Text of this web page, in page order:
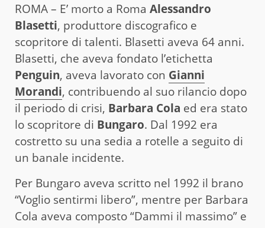
ROMA – E’ morto a Roma Alessandro
Blasetti, produttore discografico e
scopritore di talenti. Blasetti aveva 64 anni.
Blasetti, che aveva fondato l’etichetta
Penguin, aveva lavorato con Gianni
Morandi, contribuendo al suo rilancio dopo
il periodo di crisi, Barbara Cola ed era stato
lo scopritore di Bungaro. Dal 1992 era
costretto su una sedia a rotelle a seguito di
un banale incidente.
Per Bungaro aveva scritto nel 1992 il brano
“Voglio sentirmi libero”, mentre per Barbara
Cola aveva composto “Dammi il massimo” e